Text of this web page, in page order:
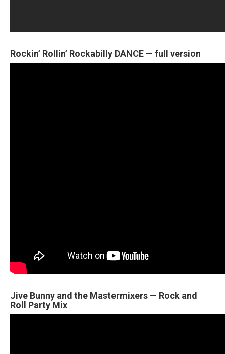
Rockin’ Rollin’ Rockabilly DANCE — full version
Jive Bunny and the Mastermixers — Rock and
Roll Party Mix